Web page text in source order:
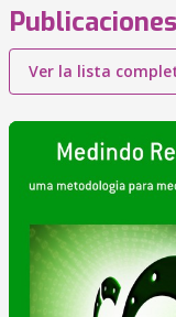
Ver la lista